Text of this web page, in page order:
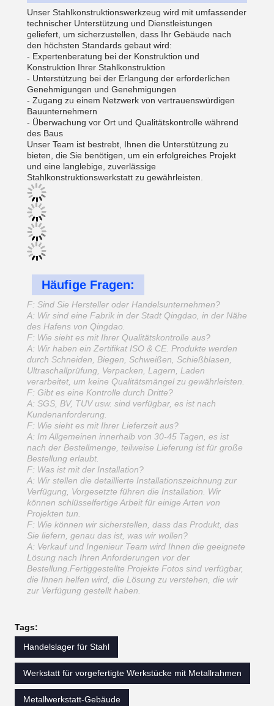
Unser Stahlkonstruktionswerkzeug wird mit umfassender
technischer Unterstützung und Dienstleistungen
geliefert, um sicherzustellen, dass Ihr Gebäude nach
den höchsten Standards gebaut wird:
- Expertenberatung bei der Konstruktion und
Konstruktion Ihrer Stahlkonstruktion
- Unterstützung bei der Erlangung der erforderlichen
Genehmigungen und Genehmigungen
- Zugang zu einem Netzwerk von vertrauenswürdigen
Bauunternehmern
- Überwachung vor Ort und Qualitätskontrolle während
des Baus
Unser Team ist bestrebt, Ihnen die Unterstützung zu
bieten, die Sie benötigen, um ein erfolgreiches Projekt
und eine langlebige, zuverlässige
Stahlkonstruktionswerkstatt zu gewährleisten.
Häufige Fragen:
F: Sind Sie Hersteller oder Handelsunternehmen?
A: Wir sind eine Fabrik in der Stadt Qingdao, in der Nähe
des Hafens von Qingdao.
F: Wie sieht es mit Ihrer Qualitätskontrolle aus?
A: Wir haben ein Zertifikat ISO & CE. Produkte werden
durch Schneiden, Biegen, Schweißen, Schießblasen,
Ultraschallprüfung, Verpacken, Lagern, Laden
verarbeitet, um keine Qualitätsmängel zu gewährleisten.
F: Gibt es eine Kontrolle durch Dritte?
A: SGS, BV, TUV usw. sind verfügbar, es ist nach
Kundenanforderung.
F: Wie sieht es mit Ihrer Lieferzeit aus?
A: Im Allgemeinen innerhalb von 30-45 Tagen, es ist
nach der Bestellmenge, teilweise Lieferung ist für große
Bestellung erlaubt.
F: Was ist mit der Installation?
A: Wir stellen die detaillierte Installationszeichnung zur
Verfügung, Vorgesetzte führen die Installation. Wir
können schlüsselfertige Arbeit für einige Arten von
Projekten tun.
F: Wie können wir sicherstellen, dass das Produkt, das
Sie liefern, genau das ist, was wir wollen?
A: Verkauf und Ingenieur Team wird Ihnen die geeignete
Lösung nach Ihren Anforderungen vor der
Bestellung.Fertiggestellte Projekte Fotos sind verfügbar,
die Ihnen helfen wird, die Lösung zu verstehen, die wir
zur Verfügung gestellt haben.
Tags:
Handelslager für Stahl
Werkstatt für vorgefertigte Werkstücke mit Metallrahmen
Metallwerkstatt-Gebäude